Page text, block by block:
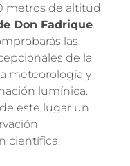
metros de altitud
Don Fadrique.
las
de la
meteorología y
lumínica.
este lugar un
científica.